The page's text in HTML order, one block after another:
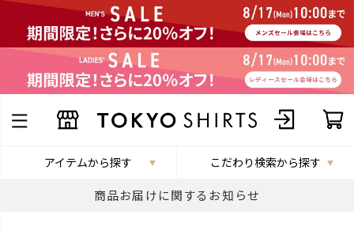
アイテムから探す こだわり検索から探す
商品お届けに関するお知らせ